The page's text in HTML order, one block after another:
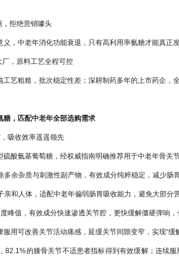
拒绝营销噱头
，中老年消化功能衰退，只有高利用率氨糖才能真正
，原料工艺全程可控
艺粗糙，批次稳定性差；深耕制药多年的上市药企，
糖，匹配中老年全部选购需求
吸收效率遥遥领先
酸氨基葡萄糖，经权威指南明确推荐用于中老年骨关
余杂质与刺激性副产物，有效成分纯粹稳定，减少肠
和人体，适配中老年偏弱肠胃吸收能力，避免大部分
值，有效成分快速渗透关节腔，更快缓解僵硬弹响
用可改善关节活动痛感，延缓关节间隙变窄，实现“
82.1%的膝骨关节不适患者指标得到有效缓解；连续